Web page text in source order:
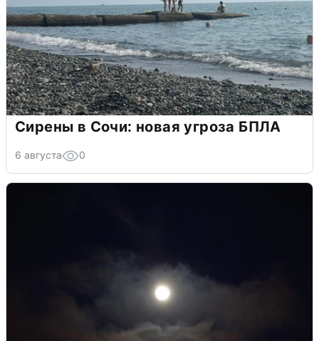
Сирены в Сочи: новая угроза БПЛА
6 августа 0